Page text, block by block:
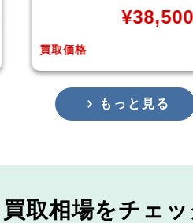
買取価格
¥
もっと見る
買取相場をチェ